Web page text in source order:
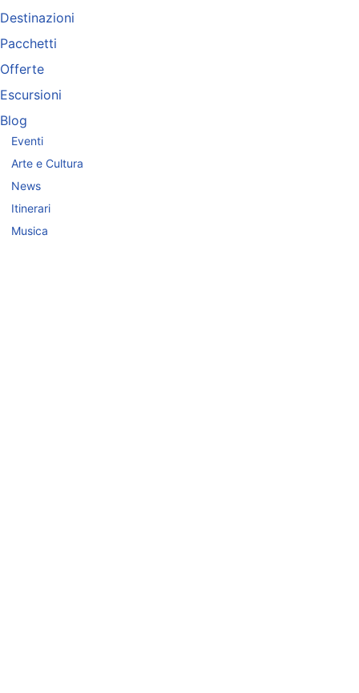
Destinazioni
Pacchetti
Offerte
Escursioni
Blog
Eventi
Arte e Cultura
News
Itinerari
Musica